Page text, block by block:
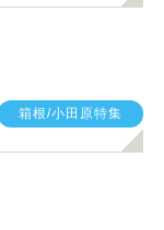
箱根/小田原特集